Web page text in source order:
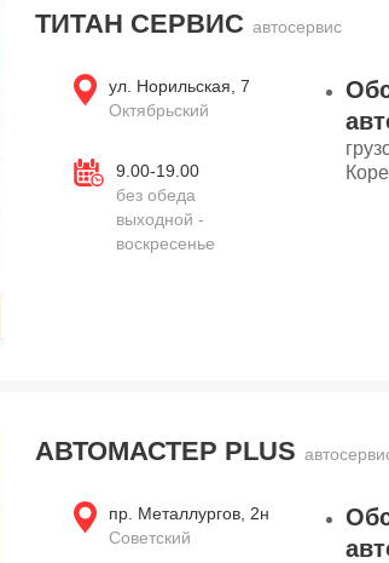
ТИТАН СЕРВИС автосервис
ул. Норильская, 7
Октябрьский
9.00-19.00
без обеда
выходной -
воскресенье
АВТОМАСТЕР PLUS
пр. Металлургов, 2н
Советский